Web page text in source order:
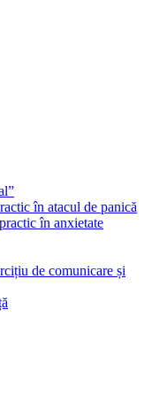
în atacul de panică
în anxietate
de comunicare și